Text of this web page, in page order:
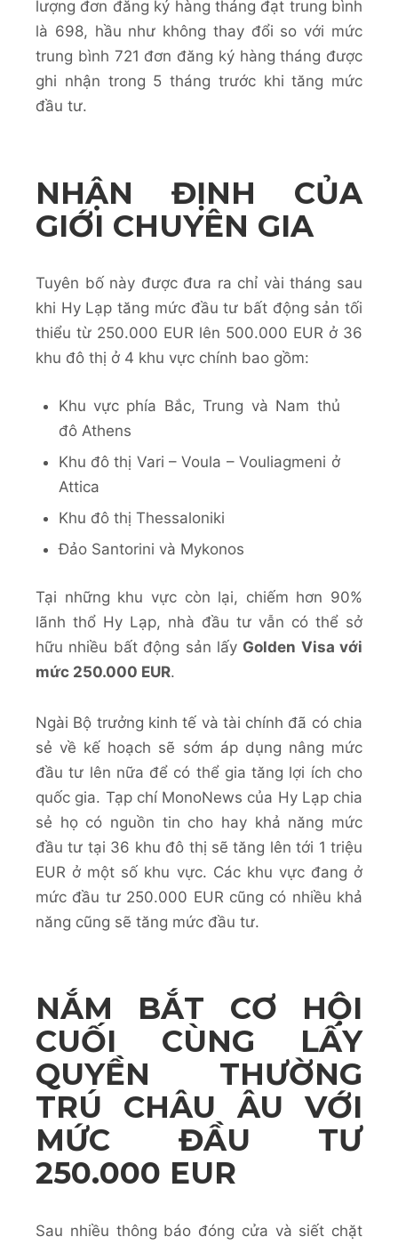
lượng đơn đăng ký hàng tháng đạt trung bình
là 698, hầu như không thay đổi so với mức
trung bình 721 đơn đăng ký hàng tháng được
ghi nhận trong 5 tháng trước khi tăng mức
đầu tư.
NHẬN ĐỊNH CỦA
GIỚI CHUYÊN GIA
Tuyên bố này được đưa ra chỉ vài tháng sau
khi Hy Lạp tăng mức đầu tư bất động sản tối
thiểu từ 250.000 EUR lên 500.000 EUR ở 36
khu đô thị ở 4 khu vực chính bao gồm:
Khu vực phía Bắc, Trung và Nam thủ
đô Athens
Khu đô thị Vari – Voula – Vouliagmeni ở
Attica
Khu đô thị Thessaloniki
Đảo Santorini và Mykonos
Tại những khu vực còn lại, chiếm hơn 90%
lãnh thổ Hy Lạp, nhà đầu tư vẫn có thể sở
hữu nhiều bất động sản lấy Golden Visa với
mức 250.000 EUR.
Ngài Bộ trưởng kinh tế và tài chính đã có chia
sẻ về kế hoạch sẽ sớm áp dụng nâng mức
đầu tư lên nữa để có thể gia tăng lợi ích cho
quốc gia. Tạp chí MonoNews của Hy Lạp chia
sẻ họ có nguồn tin cho hay khả năng mức
đầu tư tại 36 khu đô thị sẽ tăng lên tới 1 triệu
EUR ở một số khu vực. Các khu vực đang ở
mức đầu tư 250.000 EUR cũng có nhiều khả
năng cũng sẽ tăng mức đầu tư.
NẮM BẮT CƠ HỘI
CUỐI CÙNG LẤY
QUYỀN THƯỜNG
TRÚ CHÂU ÂU VỚI
MỨC ĐẦU TƯ
250.000 EUR
Sau nhiều thông báo đóng cửa và siết chặt